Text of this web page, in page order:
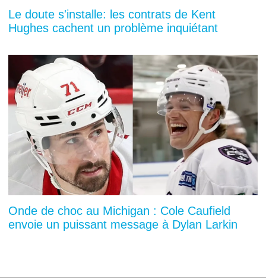
Le doute s'installe: les contrats de Kent
Hughes cachent un problème inquiétant
Onde de choc au Michigan : Cole Caufield
envoie un puissant message à Dylan Larkin